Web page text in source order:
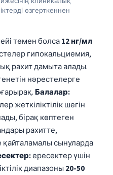
өзгерткеннен
төмен болса12 нг/мл
гипокальциемия,
рахит дамыта алады.
нәрестелерге
Балалар:
жеткіліктілік шегін
бірақ көптеген
рахитте,
сынуларда
ересектер үшін
диапазоны 20-50